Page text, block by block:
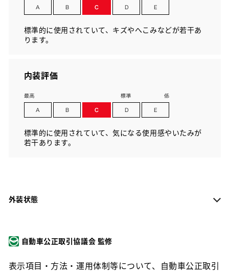
標準的に使用されていて、キズやへこみなどが若干あ
ります。
内装評価
標準的に使用されていて、気になる使用感やいたみが
若干あります。
外装状態
自動車公正取引協議会 監修
表示項目・方法・運用体制等について、自動車公正取引